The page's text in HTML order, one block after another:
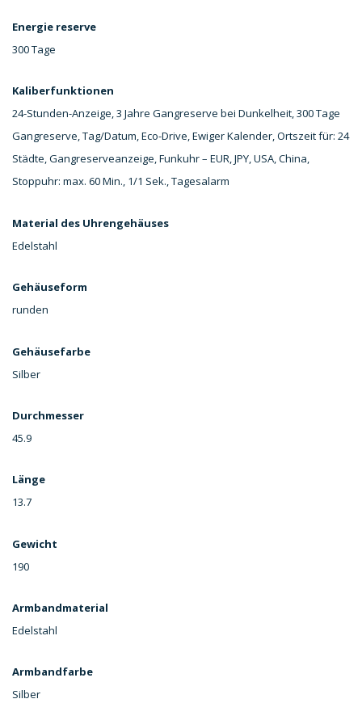
Energie reserve
300 Tage
Kaliberfunktionen
24-Stunden-Anzeige, 3 Jahre Gangreserve bei Dunkelheit, 300 Tage
Gangreserve, Tag/Datum, Eco-Drive, Ewiger Kalender, Ortszeit für: 24
Städte, Gangreserveanzeige, Funkuhr – EUR, JPY, USA, China,
Stoppuhr: max. 60 Min., 1/1 Sek., Tagesalarm
Material des Uhrengehäuses
Edelstahl
Gehäuseform
runden
Gehäusefarbe
Silber
Durchmesser
45.9
Länge
13.7
Gewicht
190
Armbandmaterial
Edelstahl
Armbandfarbe
Silber